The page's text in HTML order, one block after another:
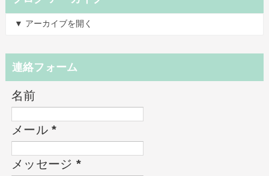
▼ アーカイブを開く
連絡フォーム
名前
メール*
メッセージ *